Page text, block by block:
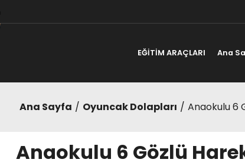
EĞİTİM ARAÇLARI Ana
Ana Sayfa Oyuncak Dolapları Anaokulu 6
Anaokulu 6 Gözlü